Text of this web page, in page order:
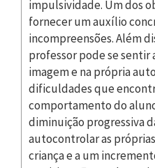
impulsividade. Um dos
fornecer um auxílio
incompreensões. Além
professor pode se sentir
imagem e na própria
dificuldades que
comportamento do
diminuição progressiva
autocontrolar as
criança e a um